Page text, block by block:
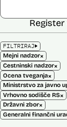
FILTRIRAJ
Mejni nadzor×
Cestninski nadzor×
Ocena tveganja×
Ministrstvo za javno
Vrhovno sodišče RS×
Državni zbor×
Generalni finančni